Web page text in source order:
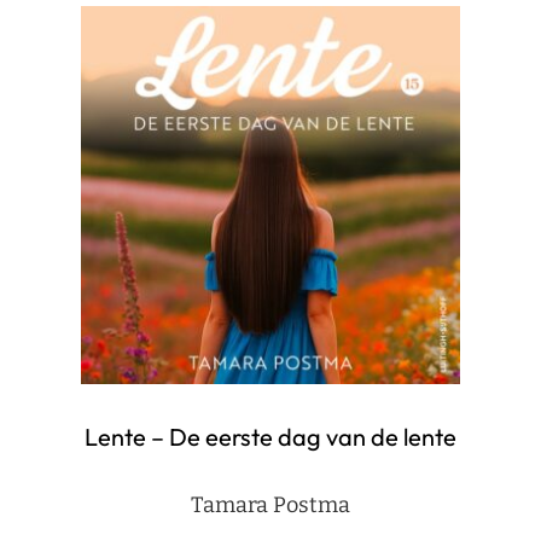
Lente – De eerste dag van de lente
Tamara Postma